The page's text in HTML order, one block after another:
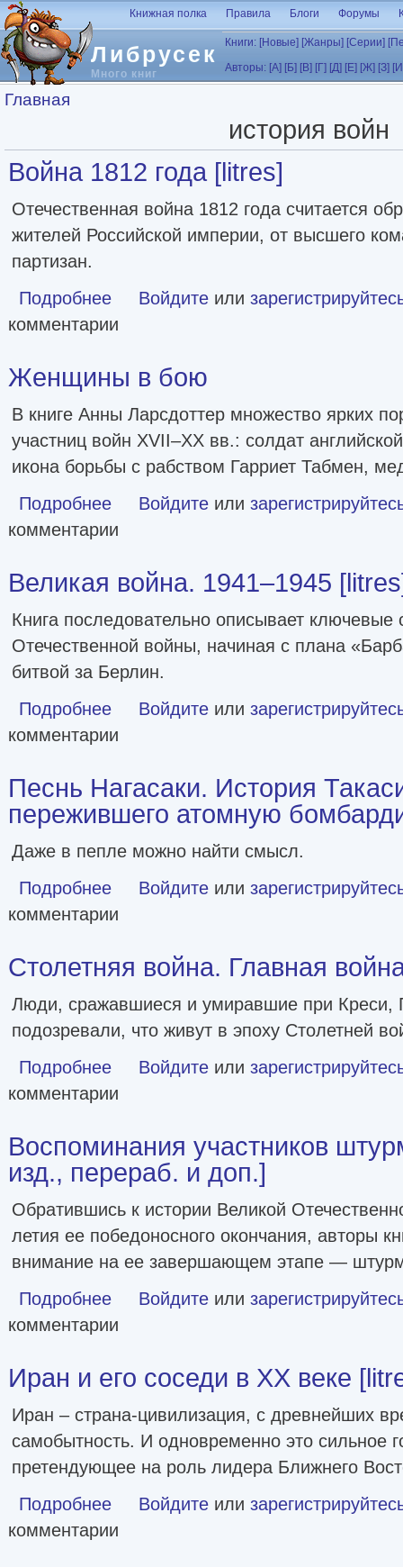
Перейти к основному содержанию
Либрусек
Много книг
Книжная полка Правила Блоги Форумы
Книги: [Новые] [Жанры] [Серии]
Авторы: [А] [Б] [В] [Г] [Д] [Е] [Ж] [З]
Вы здесь
Главная
история войн
Война 1812 года [litres]
Отечественная война 1812 года считается
жителей Российской империи, от высшего
партизан.
Подробнее о Война 1812 года [litres]
Войдите или
комментарии
Женщины в бою
В книге Анны Ларсдоттер множество ярких
участниц войн XVII–XX вв.: солдат
икона борьбы с рабством Гарриет Табмен,
Подробнее о Женщины в бою
Войдите или
комментарии
Великая война. 1941–1945
Книга последовательно описывает ключевые
Отечественной войны, начиная с плана
битвой за Берлин.
Подробнее о Великая война. 1941–1945 [litres]
Войдите или
комментарии
Песнь Нагасаки. История
пережившего атомную
Даже в пепле можно найти смысл.
Подробнее о Песнь Нагасаки. История Такаси Нагаи,
Войдите или
комментарии
Столетняя война. Главная
Люди, сражавшиеся и умиравшие при Креси,
подозревали, что живут в эпоху Столетней
Подробнее о Столетняя война. Главная война Средневековья
Войдите или
комментарии
Воспоминания участников
изд., перераб. и доп.]
Обратившись к истории Великой
летия ее победоносного окончания, авторы
внимание на ее завершающем этапе —
Подробнее о Воспоминания участников штурма Берлина [2-е изд.,
Войдите или
комментарии
Иран и его соседи в XX веке
Иран – страна-цивилизация, с древнейших
самобытность. И одновременно это сильное
претендующее на роль лидера Ближнего
Подробнее о Иран и его соседи в XX веке [litres]
Войдите или
комментарии